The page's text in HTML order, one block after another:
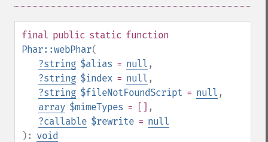
final public static function
Phar::webPhar(
?string $alias = null ,
?string $index = null ,
?string $fileNotFoundScript = null ,
array $mimeTypes = [] ,
?callable $rewrite = null
): void